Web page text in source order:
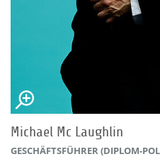
Michael Mc Laughlin
GESCHÄFTSFÜHRER (DIPLOM-